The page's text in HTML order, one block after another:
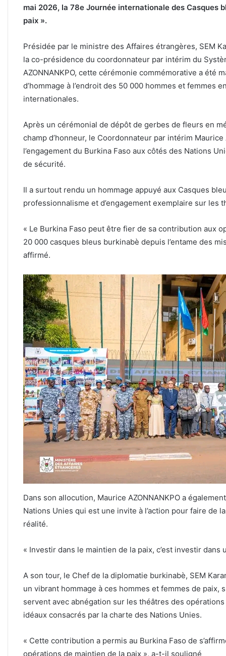
mai 2026, la 78e Journée internationale des Casques
paix ».
Présidée par le ministre des Affaires étrangères, SEM
la co-présidence du coordonnateur par intérim du
AZONNANKPO, cette cérémonie commémorative a été
d’hommage à l’endroit des 50 000 hommes et femmes
internationales.
Après un cérémonial de dépôt de gerbes de fleurs en
champ d’honneur, le Coordonnateur par intérim
l’engagement du Burkina Faso aux côtés des Nations
de sécurité.
Il a surtout rendu un hommage appuyé aux Casques
professionnalisme et d’engagement exemplaire sur les
« Le Burkina Faso peut être fier de sa contribution aux
20 000 casques bleus burkinabè depuis l’entame des
affirmé.
Dans son allocution, Maurice AZONNANKPO a
Nations Unies qui est une invite à l’action pour faire de
réalité.
« Investir dans le maintien de la paix, c’est investir
A son tour, le Chef de la diplomatie burkinabè, SEM
un vibrant hommage à ces hommes et femmes de
servent avec abnégation sur les théâtres des
idéaux consacrés par la charte des Nations Unies.
« Cette contribution a permis au Burkina Faso de
opérations de maintien de la paix », a-t-il souligné